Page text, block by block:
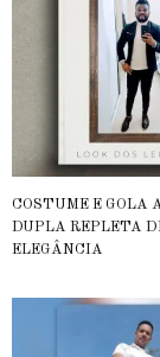
COSTUME E GOLA
DUPLA REPLETA
ELEGÂNCIA